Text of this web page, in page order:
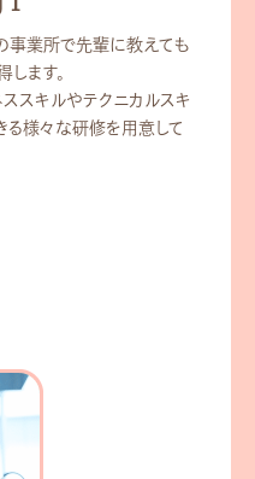
事業所で先輩に教えても
ます。
スキルやテクニカルスキ
る様々な研修を⽤意して